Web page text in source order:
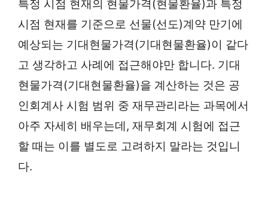
특정 시점 현재의 현물가격(현물환율)과 특정
시점 현재를 기준으로 선물(선도)계약 만기에
예상되는 기대현물가격(기대현물환율)이 같다
고 생각하고 사례에 접근해야만 합니다. 기대
현물가격(기대현물환율)을 계산하는 것은 공
인회계사 시험 범위 중 재무관리라는 과목에서
아주 자세히 배우는데, 재무회계 시험에 접근
할 때는 이를 별도로 고려하지 말라는 것입니
다.